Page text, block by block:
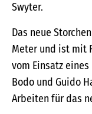
Swyter.
Das neue
Meter und ist mit
vom Einsatz
Bodo und Guido
Arbeiten für das